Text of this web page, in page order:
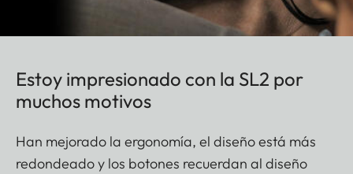
Estoy impresionado con la SL2 por
muchos motivos
Han mejorado la ergonomía, el diseño está más
redondeado y los botones recuerdan al diseño